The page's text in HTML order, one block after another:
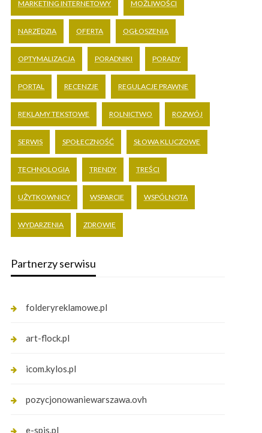
MARKETING INTERNETOWY MOŻLIWOŚCI
NARZĘDZIA OFERTA OGŁOSZENIA
OPTYMALIZACJA PORADNIKI PORADY
PORTAL RECENZJE REGULACJE PRAWNE
REKLAMY TEKSTOWE ROLNICTWO ROZWÓJ
SERWIS SPOŁECZNOŚĆ SŁOWA KLUCZOWE
TECHNOLOGIA TRENDY TREŚCI
UŻYTKOWNICY WSPARCIE WSPÓLNOTA
WYDARZENIA ZDROWIE
Partnerzy serwisu
folderyreklamowe.pl
art-flock.pl
icom.kylos.pl
pozycjonowaniewarszawa.ovh
e-spis.pl